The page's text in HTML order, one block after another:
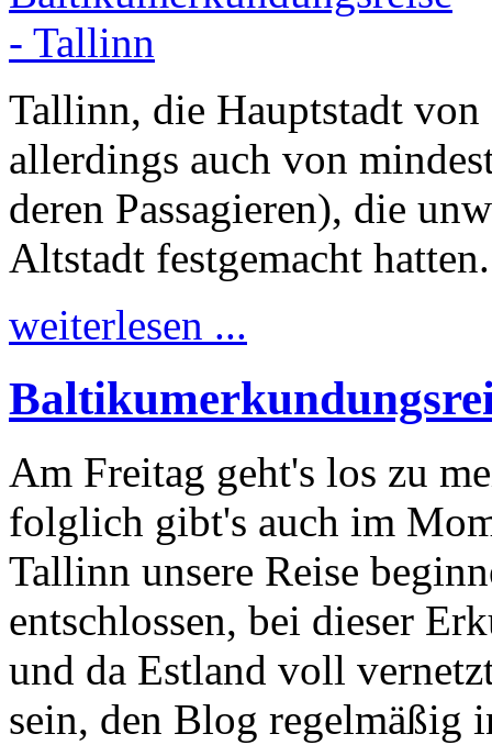
Tallinn, die Hauptstadt
allerdings auch von
deren Passagieren), die
Altstadt festgemacht hatten.
weiterlesen ...
Am Freitag geht's los zu
folglich gibt's auch im
Tallinn unsere Reise
entschlossen, bei dieser
und da Estland voll
sein, den Blog regelmäßig